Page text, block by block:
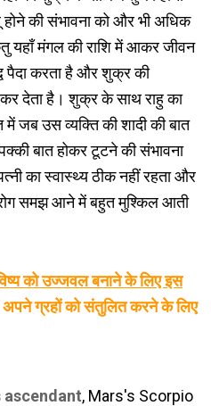
की संभावना को और भी अधिक
यहाँ मंगल की राशि में आकर जीवन
पैदा करता है और शुक्र की
देता है। शुक्र के साथ राहु का
जब उस व्यक्ति की शादी की बात
बात होकर टूटने की संभावना
का स्वास्थ्य ठीक नहीं रहता और
रोग समझ आने में बहुत मुश्किल आती
को उज्जवल बनाने के लिए इस
ग्रहों को संतुलित करने के लिए
ascendant, Mars's Scorpio